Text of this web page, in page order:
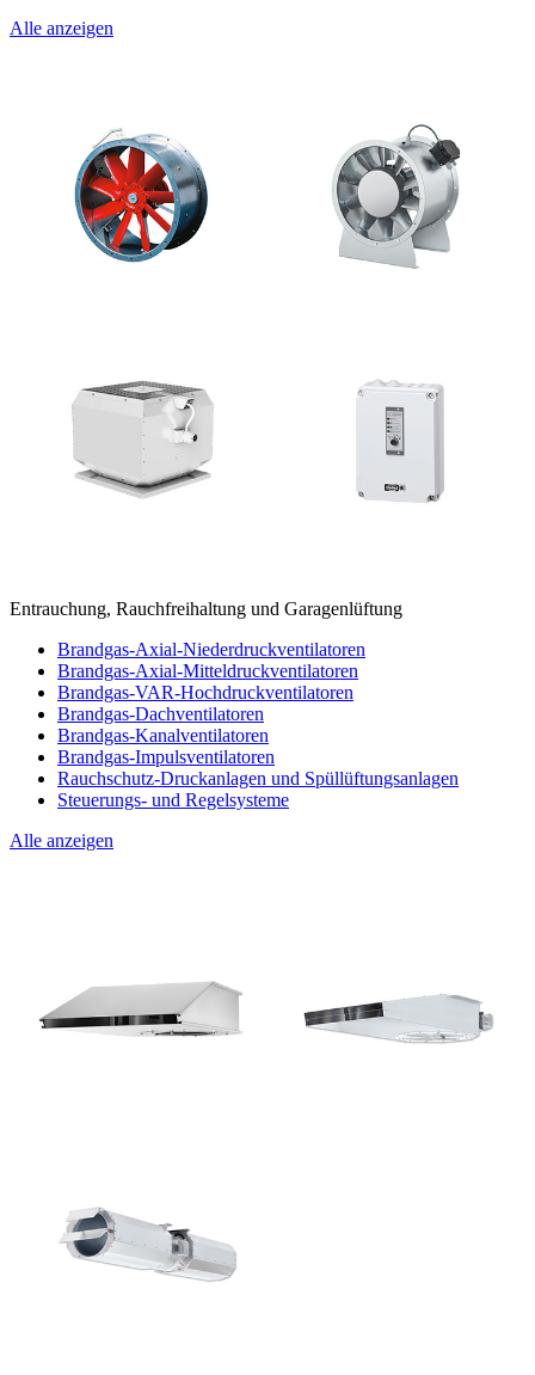
Alle anzeigen
Entrauchung, Rauchfreihaltung und Garagenlüftung
Brandgas-Axial-Niederdruckventilatoren
Brandgas-Axial-Mitteldruckventilatoren
Brandgas-VAR-Hochdruckventilatoren
Brandgas-Dachventilatoren
Brandgas-Kanalventilatoren
Brandgas-Impulsventilatoren
Rauchschutz-Druckanlagen und Spüllüftungsanlagen
Steuerungs- und Regelsysteme
Alle anzeigen